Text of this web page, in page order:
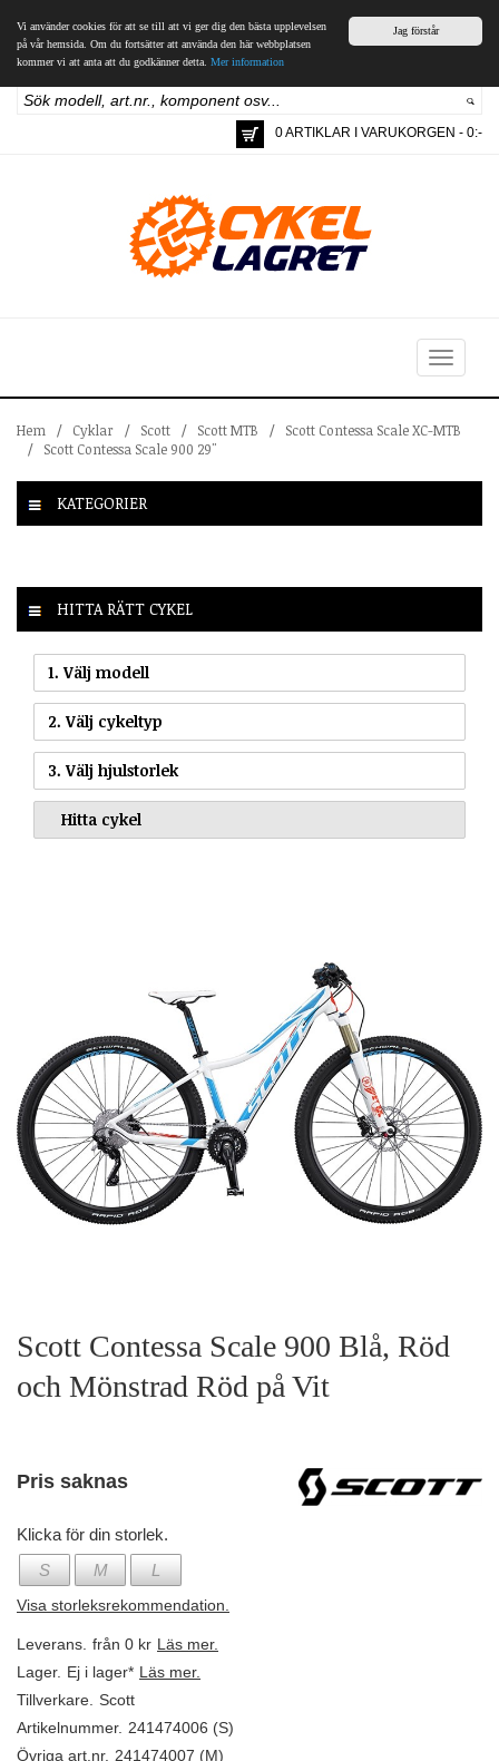
Jag förstår
Vi använder cookies för att se till att vi ger dig den bästa upplevelsen
på vår hemsida. Om du fortsätter att använda den här webbplatsen
kommer vi att anta att du godkänner detta. Mer information
0 ARTIKLAR I VARUKORGEN - 0:-
Toggle
navigation
Hem / Cyklar / Scott / Scott MTB /
Scott Contessa Scale XC-MTB
/
Scott Contessa Scale 900 29"
KATEGORIER
HITTA RÄTT CYKEL
1. Välj modell
2. Välj cykeltyp
3. Välj hjulstorlek
Scott Contessa Scale 900 Blå, Röd
och Mönstrad Röd på Vit
Pris saknas
Klicka för din storlek.
S
M L
Visa storleksrekommendation.
Leverans. från 0 kr Läs mer.
Lager. Ej i lager* Läs mer.
Tillverkare. Scott
Artikelnummer. 241474006 (S)
Övriga art.nr. 241474007 (M)